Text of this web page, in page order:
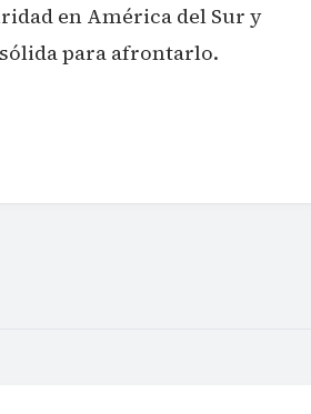
en América del Sur y
para afrontarlo.